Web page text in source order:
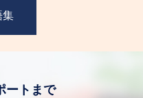
集
ートまで